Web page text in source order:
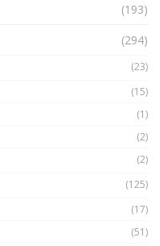
(193)
(294)
(23)
(15)
(1)
(2)
(2)
(125)
(17)
(51)